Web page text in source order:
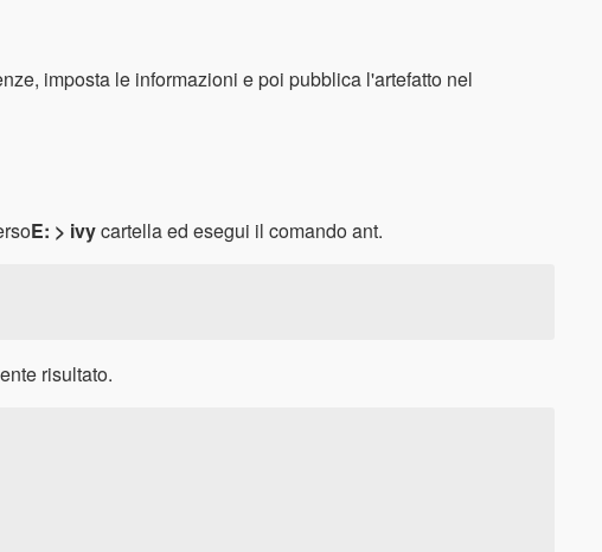
imposta le informazioni e poi pubblica l'artefatto nel
E: > ivycartella ed esegui il comando ant.
risultato.